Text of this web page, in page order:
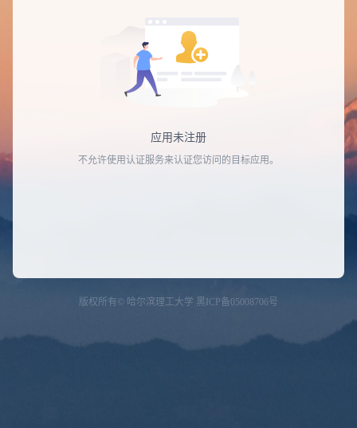
应用未注册
不允许使用认证服务来认证您访问的目标应用。
版权所有© 哈尔滨理工大学 黑ICP备05008706号